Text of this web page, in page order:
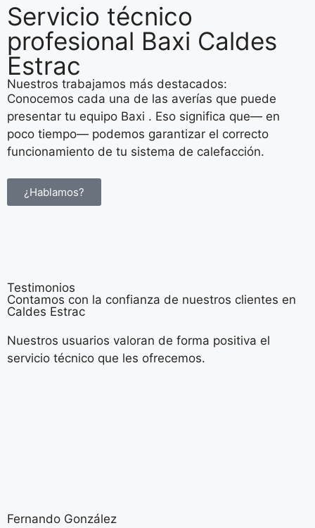
Servicio técnico
profesional Baxi Caldes
Estrac
Nuestros trabajamos más destacados:
Conocemos cada una de las averías que puede
presentar tu equipo Baxi . Eso significa que— en
poco tiempo— podemos garantizar el correcto
funcionamiento de tu sistema de calefacción.
¿Hablamos?
Testimonios
Contamos con la confianza de nuestros clientes en
Caldes Estrac
Nuestros usuarios valoran de forma positiva el
servicio técnico que les ofrecemos.
Fernando González